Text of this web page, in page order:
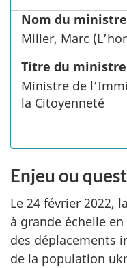
Nom du
Miller, Marc
Titre du
Ministre de
la Citoyenneté
Enjeu ou
Le 24 février 2022,
à grande échelle
des déplacements
de la population